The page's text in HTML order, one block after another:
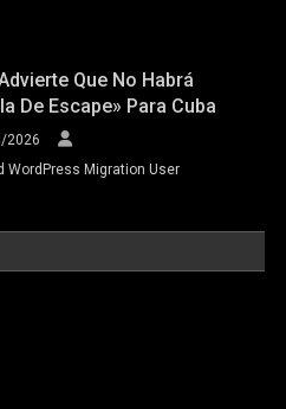
Que No Habrá
De Escape» Para Cuba
2026
WordPress Migration User